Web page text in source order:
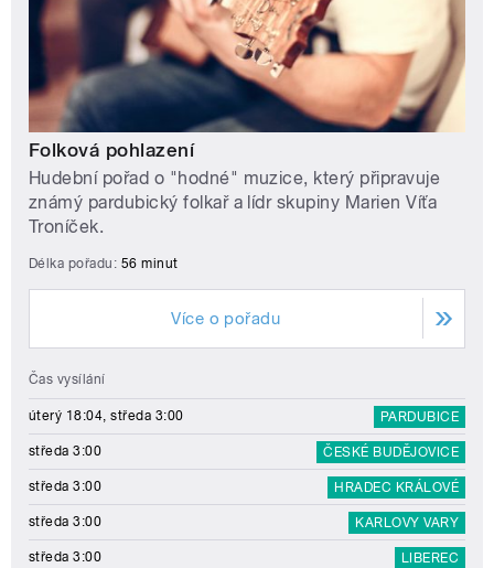
Folková pohlazení
Hudební pořad o "hodné" muzice, který připravuje
známý pardubický folkař a lídr skupiny Marien Víťa
Troníček.
Délka pořadu: 56 minut
Více o pořadu
Čas vysílání
úterý 18:04, středa 3:00 PARDUBICE
středa 3:00 ČESKÉ BUDĚJOVICE
středa 3:00 HRADEC KRÁLOVÉ
středa 3:00 KARLOVY VARY
středa 3:00 LIBEREC